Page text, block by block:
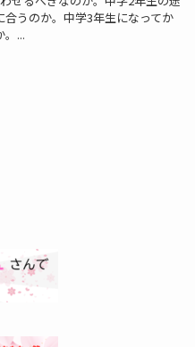
合うのか。中学3年生になってか
。...